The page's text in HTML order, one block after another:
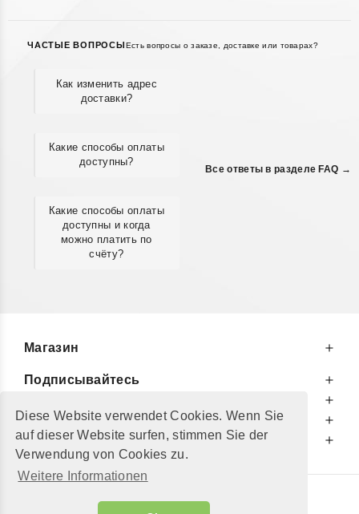
Diese Website verwendet Cookies. Wenn Sie
auf dieser Website surfen, stimmen Sie der
Verwendung von Cookies zu.
Weitere Informationen
ЧАСТЫЕ ВОПРОСЫ Есть вопросы о заказе, доставке или товарах?
Как изменить адрес
доставки?
Какие способы оплаты
доступны?
Какие способы оплаты
доступны и когда
можно платить по
счёту?
Все ответы в разделе FAQ →
Магазин
Подписывайтесь
Информируем Вас
Дополнительно
© 2002 - 2026"Petershop GmbH"